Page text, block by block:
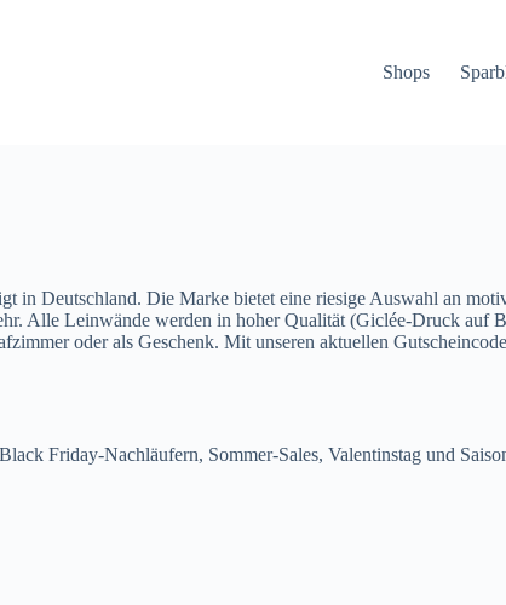
Shops
in Deutschland. Die Marke bietet eine riesige Auswahl an
Alle Leinwände werden in hoher Qualität (Giclée-Druck auf
oder als Geschenk. Mit unseren aktuellen
Friday-Nachläufern, Sommer-Sales, Valentinstag und